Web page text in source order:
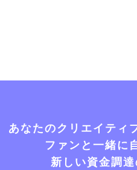
あなたのクリエイティ
ファンと一緒に
新しい資金調